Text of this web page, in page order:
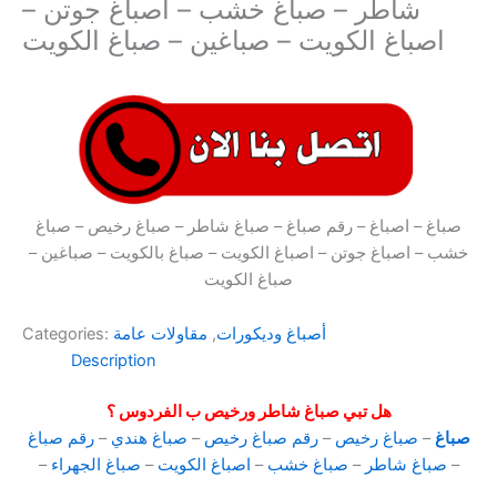
شاطر – صباغ خشب – اصباغ جوتن –
اصباغ الكويت – صباغين – صباغ الكويت
صباغ – اصباغ – رقم صباغ – صباغ شاطر – صباغ رخيص – صباغ
خشب – اصباغ جوتن – اصباغ الكويت – صباغ بالكويت – صباغين –
صباغ الكويت
Categories: أصباغ وديكورات, مقاولات عامة
Description
هل تبي صباغ شاطر ورخيص ب الفردوس ؟
صباغ– صباغ رخيص –رقم صباغ رخيص – صباغ هندي –رقم صباغ
– صباغ شاطر – صباغ خشب – اصباغ الكويت – صباغ الجهراء –